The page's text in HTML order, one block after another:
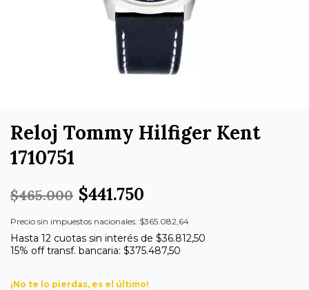
Reloj Tommy Hilfiger Kent
1710751
$465.000 $441.750
Precio sin impuestos nacionales: $365.082,64
Hasta 12 cuotas sin interés de $36.812,50
15% off transf. bancaria: $375.487,50
¡No te lo pierdas, es el último!